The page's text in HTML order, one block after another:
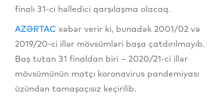
finalı 31-ci həlledici qarşılaşma olacaq.
AZƏRTAC xəbər verir ki, bunadək 2001/02 və
2019/20-ci illər mövsümləri başa çatdırılmayıb.
Baş tutan 31 finaldan biri – 2020/21-ci illər
mövsümünün matçı koronavirus pandemiyası
üzündən tamaşaçısız keçirilib.